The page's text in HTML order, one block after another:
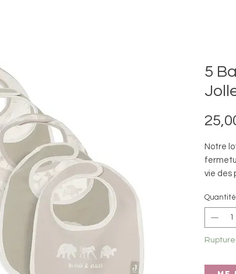
5
Notre
vie des
secs,
un clin
Quantité